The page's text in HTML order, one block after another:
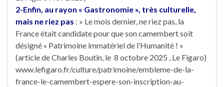
2-Enfin, au rayon « Gastronomie », très culturelle,
mais ne riez pas : » Le mois dernier, ne riez pas, la
France était candidate pour que son camembert soit
désigné « Patrimoine immatériel de l’Humanité ! »
(article de Charles Boutin, le 8 octobre 2025 , Le Figaro)
www.lefigaro.fr/culture/patrimoine/embleme-de-la-
france-le-camembert-espere-son-inscription-au-